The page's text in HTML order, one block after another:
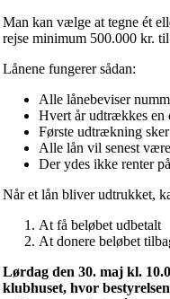
Man kan vælge at tegne ét
rejse minimum 500.000 kr.
Lånene fungerer sådan:
Alle lånebeviser
Hvert år udtrækkes en
Første udtrækning
Alle lån vil senest
Der ydes ikke renter
Når et lån bliver udtrukket,
At få beløbet udbetalt
At donere beløbet
Lørdag den 30. maj kl.
klubhuset, hvor